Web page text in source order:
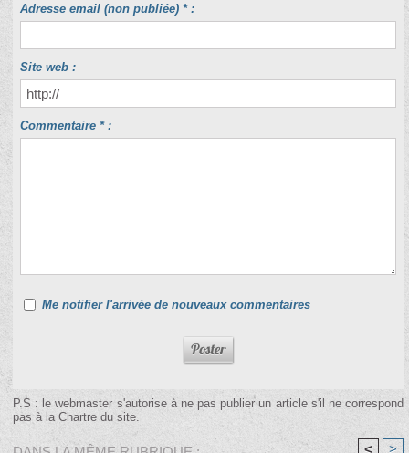
Adresse email (non publiée) * :
Site web :
Commentaire * :
Me notifier l'arrivée de nouveaux commentaires
P.S : le webmaster s'autorise à ne pas publier un article s'il ne correspond
pas à la Chartre du site.
< >